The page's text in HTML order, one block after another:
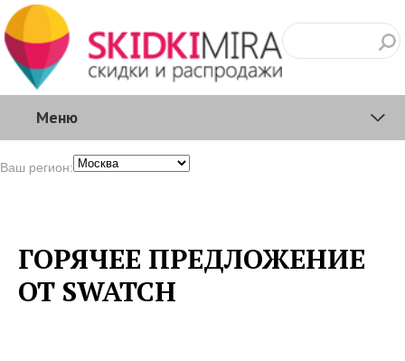
Меню
Ваш регион:
ГОРЯЧЕЕ ПРЕДЛОЖЕНИЕ
ОТ SWATCH